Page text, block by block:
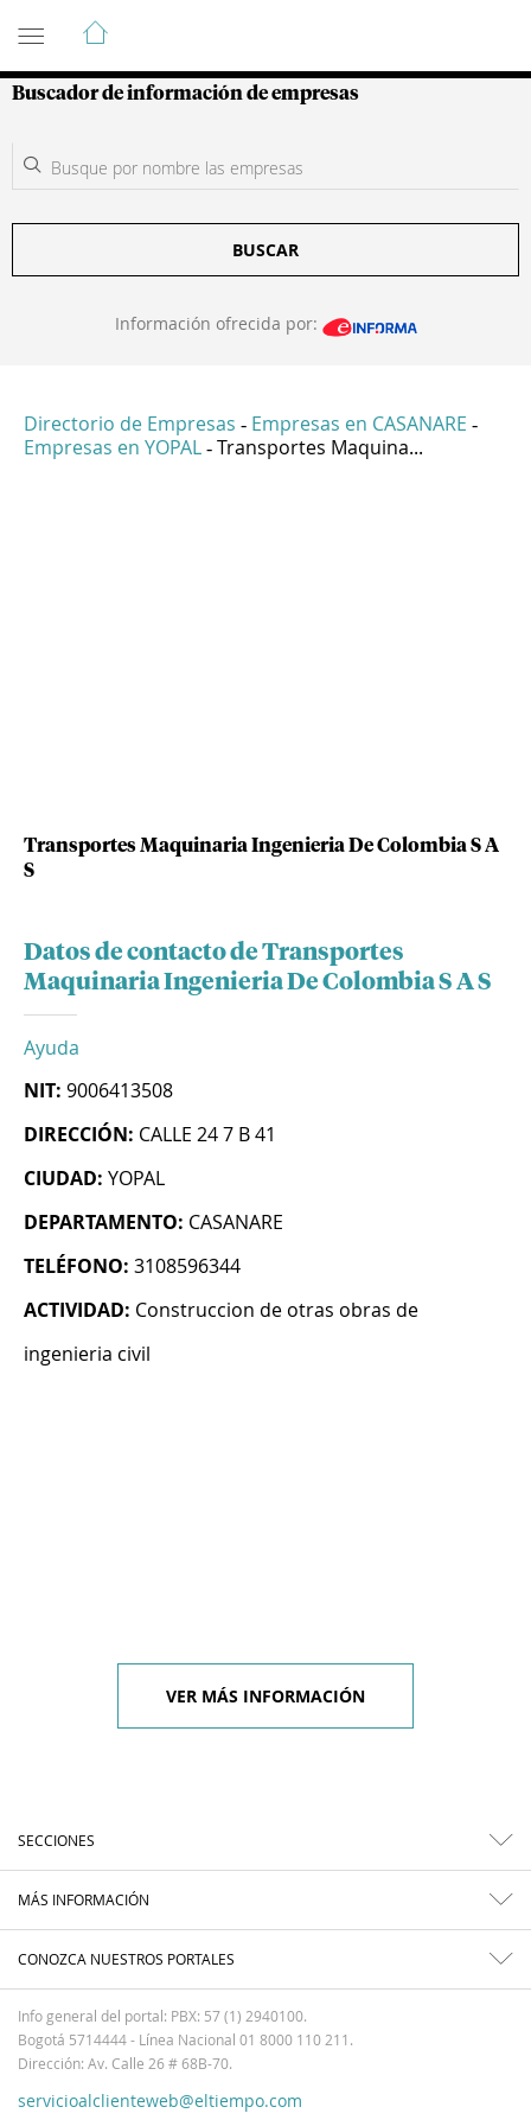
Guía de Empresas Colombianas
Buscador de información de empresas
BUSCAR
Información ofrecida por:
Directorio de Empresas - Empresas en CASANARE -
Empresas en YOPAL - Transportes Maquina...
Transportes Maquinaria Ingenieria De Colombia S A
S
Datos de contacto de Transportes
Maquinaria Ingenieria De Colombia S A S
Ayuda
NIT: 9006413508
DIRECCIÓN: CALLE 24 7 B 41
CIUDAD: YOPAL
DEPARTAMENTO: CASANARE
TELÉFONO: 3108596344
ACTIVIDAD: Construccion de otras obras de
ingenieria civil
VER MÁS INFORMACIÓN
SECCIONES
MÁS INFORMACIÓN
CONOZCA NUESTROS PORTALES
Info general del portal: PBX: 57 (1) 2940100.
Bogotá 5714444 - Línea Nacional 01 8000 110 211.
Dirección: Av. Calle 26 # 68B-70.
servicioalclienteweb@eltiempo.com